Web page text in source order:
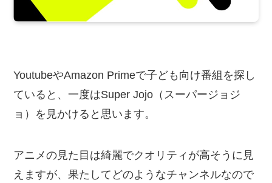
YoutubeやAmazon Primeで子ども向け番組を探し
ていると、一度はSuper Jojo（スーパージョジ
ョ）を見かけると思います。
アニメの見た目は綺麗でクオリティが高そうに見
えますが、果たしてどのようなチャンネルなので